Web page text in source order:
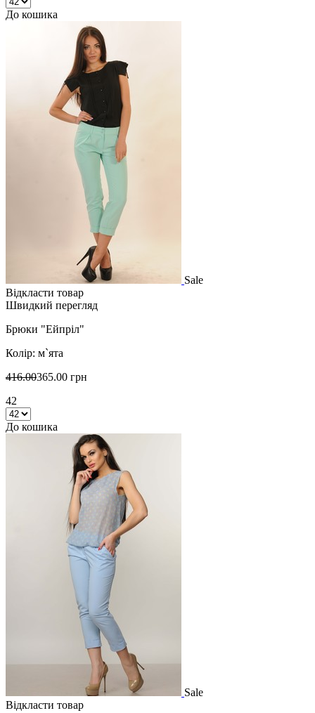
До кошика
Sale
Відкласти товар
Швидкий перегляд
Брюки "Ейпріл"
Колір: м`ята
416.00365.00 грн
42
До кошика
Sale
Відкласти товар